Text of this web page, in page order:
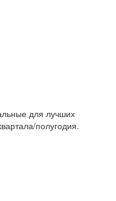
для лучших
полугодия.